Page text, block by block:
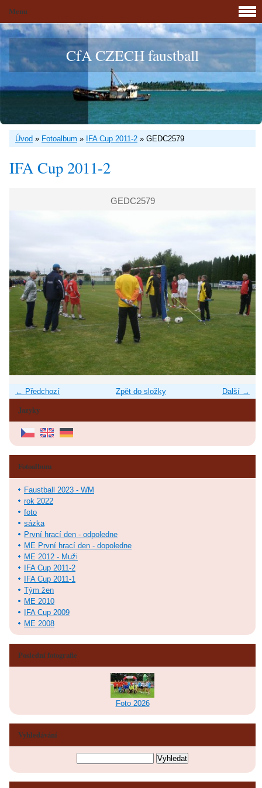
CfA CZECH faustball
Úvod » Fotoalbum » IFA Cup 2011-2 » GEDC2579
IFA Cup 2011-2
GEDC2579
← Předchozí Další →
Zpět do složky
Jazyky
Menu
Fotoalbum
Faustball 2023 - WM
rok 2022
foto
sázka
První hrací den - odpoledne
ME První hrací den - dopoledne
ME 2012 - Muži
IFA Cup 2011-2
IFA Cup 2011-1
Tým žen
ME 2010
IFA Cup 2009
ME 2008
Poslední fotografie
Foto 2026
Vyhledávání